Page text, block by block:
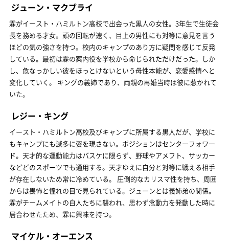
ジューン・マクブライ
霖がイースト・ハミルトン高校で出会った黒人の女性。3年生で生徒会
長を務める才女。頭の回転が速く、目上の男性にも対等に意見を言う
ほどの気の強さを持つ。校内のキャンプのあり方に疑問を感じて反発
している。最初は霖の案内役を学校から命じられただけだった。しか
し、危なっかしい彼をほっとけないという母性本能が、恋愛感情へと
変化していく。 キングの義姉であり、両親の再婚当時は彼に惹かれて
いた。
レジー・キング
イースト・ハミルトン高校及びキャンプに所属する黒人だが、学校に
もキャンプにも滅多に姿を現さない。ポジションはセンターフォワー
ド。天才的な運動能力はバスケに限らず、野球やアメフト、サッカー
などどのスポーツでも通用する。天才ゆえに自分と対等に戦える相手
が存在しないため常に冷めている。 圧倒的なカリスマ性を持ち、周囲
からは畏怖と憧れの目で見られている。ジューンとは義姉弟の関係。
霖がチームメイトの白人たちに襲われ、思わず念動力を発動した時に
居合わせたため、霖に興味を持つ。
マイケル・オーエンス